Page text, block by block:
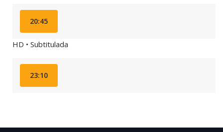
20:45
HD • Subtitulada
23:10